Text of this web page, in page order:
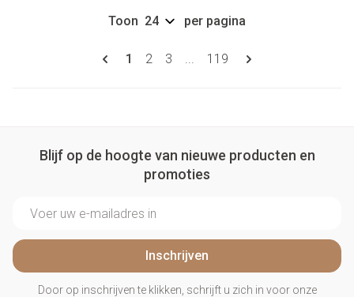
Pagina's
U lees momenteel pagina
1 Pagina
2 Pagina
3 ... Pagina
119
Toon per pagina
Blijf op de hoogte van nieuwe producten en
promoties
Inschrijven
Door op inschrijven te klikken, schrijft u zich in voor onze